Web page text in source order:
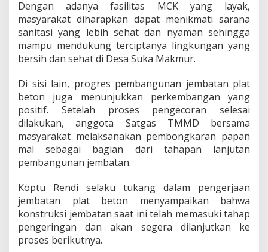
Dengan adanya fasilitas MCK yang layak,
masyarakat diharapkan dapat menikmati sarana
sanitasi yang lebih sehat dan nyaman sehingga
mampu mendukung terciptanya lingkungan yang
bersih dan sehat di Desa Suka Makmur.
Di sisi lain, progres pembangunan jembatan plat
beton juga menunjukkan perkembangan yang
positif. Setelah proses pengecoran selesai
dilakukan, anggota Satgas TMMD bersama
masyarakat melaksanakan pembongkaran papan
mal sebagai bagian dari tahapan lanjutan
pembangunan jembatan.
Koptu Rendi selaku tukang dalam pengerjaan
jembatan plat beton menyampaikan bahwa
konstruksi jembatan saat ini telah memasuki tahap
pengeringan dan akan segera dilanjutkan ke
proses berikutnya.